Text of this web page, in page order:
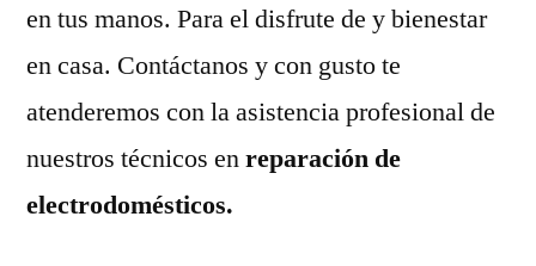
en tus manos. Para el disfrute de y bienestar
en casa. Contáctanos y con gusto te
atenderemos con la asistencia profesional de
nuestros técnicos enreparación de
electrodomésticos.